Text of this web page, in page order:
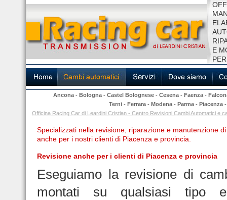
E
Ancona- Bologna- Castel Bolognese- Cesena- Faenza-
Terni - Ferrara - Modena - Parma - Piacenza
Officina Racing Car di Leardini Cristian - Centro Revisioni Cambi Automatici e
Specializzati nella revisione, riparazione e manutenzione
anche per i nostri clienti di Piacenza e provincia.
Revisione anche per i clienti di Piacenza e provincia
Eseguiamo la revisione di
montati su qualsiasi tipo